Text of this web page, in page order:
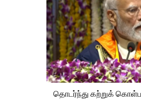
தொடர்ந்து கற்றுக்